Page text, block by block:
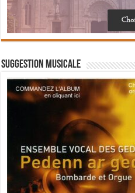
Suggestion musicale